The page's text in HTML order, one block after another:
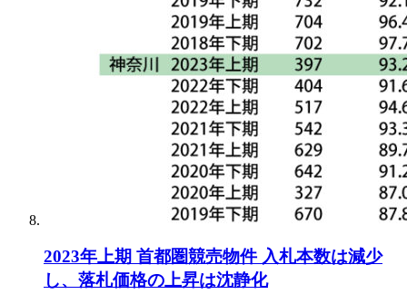
2023年上期 首都圏競売物件 入札本数は減少
し、落札価格の上昇は沈静化